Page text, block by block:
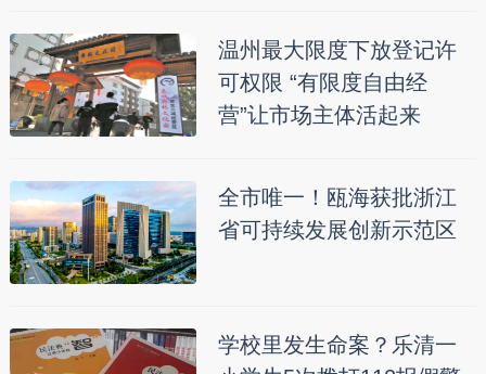
温州最大限度下放登记许
可权限 “有限度自由经
营”让市场主体活起来
全市唯一！瓯海获批浙江
省可持续发展创新示范区
学校里发生命案？乐清一